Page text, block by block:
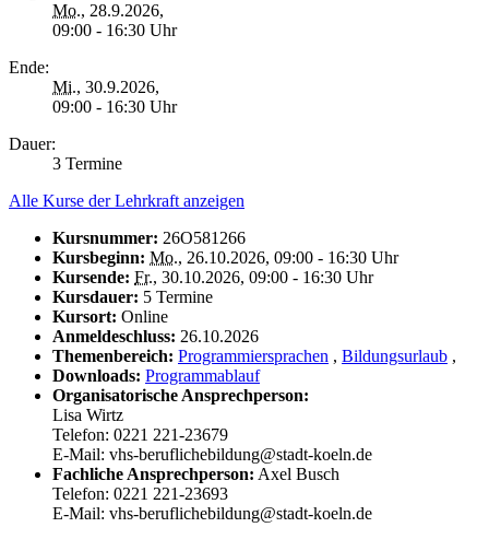
Mo., 28.9.2026,
09:00 - 16:30 Uhr
Ende:
Mi., 30.9.2026,
09:00 - 16:30 Uhr
Dauer:
3 Termine
Alle Kurse der Lehrkraft anzeigen
Kursnummer: 26O581266
Kursbeginn: Mo., 26.10.2026, 09:00 - 16:30 Uhr
Kursende: Fr., 30.10.2026, 09:00 - 16:30 Uhr
Kursdauer: 5 Termine
Kursort: Online
Anmeldeschluss: 26.10.2026
Themenbereich: Programmiersprachen , Bildungsurlaub ,
Downloads: Programmablauf
Organisatorische Ansprechperson:
Lisa Wirtz
Telefon: 0221 221-23679
E-Mail: vhs-beruflichebildung@stadt-koeln.de
Fachliche Ansprechperson: Axel Busch
Telefon: 0221 221-23693
E-Mail: vhs-beruflichebildung@stadt-koeln.de